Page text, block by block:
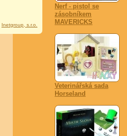
Nerf - pistol se
zásobníkem
MAVERICKS
Veterinářská sada
Horseland
Inetgroup, s.r.o.